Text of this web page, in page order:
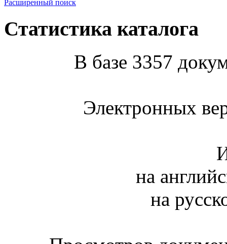
Расширенный поиск
Статистика каталога
В базе 3357
Электронных
на
на